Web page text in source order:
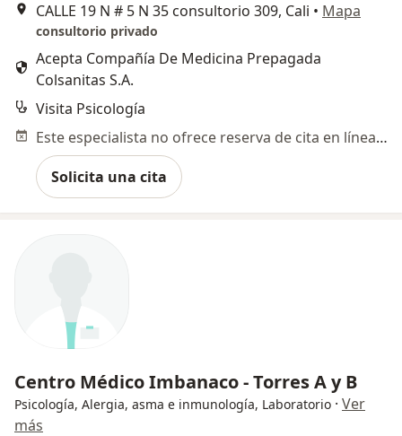
CALLE 19 N # 5 N 35 consultorio 309, Cali • Mapa
consultorio privado
Acepta Compañía De Medicina Prepagada
Colsanitas S.A.
Visita Psicología
Este especialista no ofrece reserva de cita en línea en esta dirección.
Solicita una cita
Centro Médico Imbanaco - Torres A y B
Psicología, Alergia, asma e inmunología, Laboratorio · Ver
más